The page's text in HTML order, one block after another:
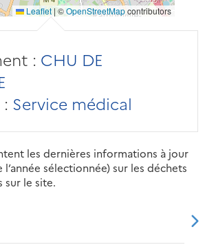
Leaflet | ©OpenStreetMapcontributors
: CHU DE
Service médical
les dernières informations à jour
sélectionnée) sur les déchets
sur le site.